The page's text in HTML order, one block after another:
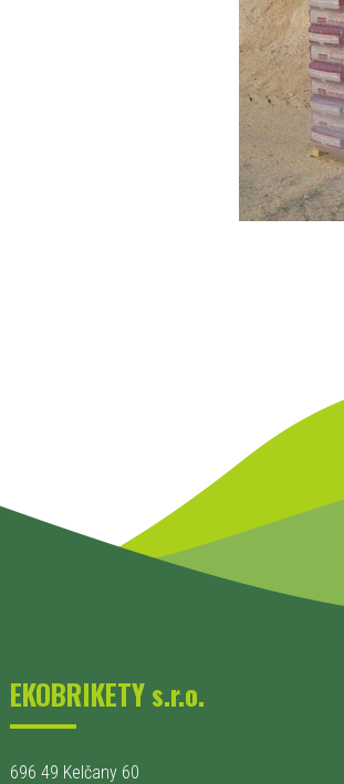
EKOBRIKETY s.r.o.
696 49 Kelčany 60